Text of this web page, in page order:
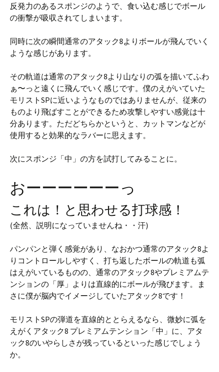
反発力のあるスポンジのようで、食い込む感じでボール
の衝撃が吸収されてしまいます。
同時に次の瞬間通常のアタック8よりボールが飛んでいく
ような感じがあります。
その軌道は通常のアタック8より山なりの弧を描いてふわ
ぁ〜っと遠くに飛んでいく感じです。僕のえがいていた
モリストSPに近いようなものではありませんが、従来の
ものより飛ばすことができるため攻撃しやすい感覚は十
分あります。ただどちらかというと、カットマンなどが
使用すると効果的なラバーに思えます。
次にスポンジ「中」の方を試打してみることに。
おーーーーーーっ
これは！と思わせる打球感！
(全然、説明になっていませんね・・汗)
パンパンと弾く感覚があり、なおかつ通常のアタック8よ
りコントロールしやすく、打ち返したボールの軌道も弧
はえがいているものの、通常のアタック8やプレミアムテ
ンションの「厚」よりは直線的にボールが飛びます。ま
さに僕が脳内でイメージしていたアタック8です！
モリストSPの弾道を直線的ととらえるなら、微妙に弧を
えがくアタック8 プレミアムテンション「中」に、アタ
ック8のいやらしさが残っているといった感じでしょう
か。